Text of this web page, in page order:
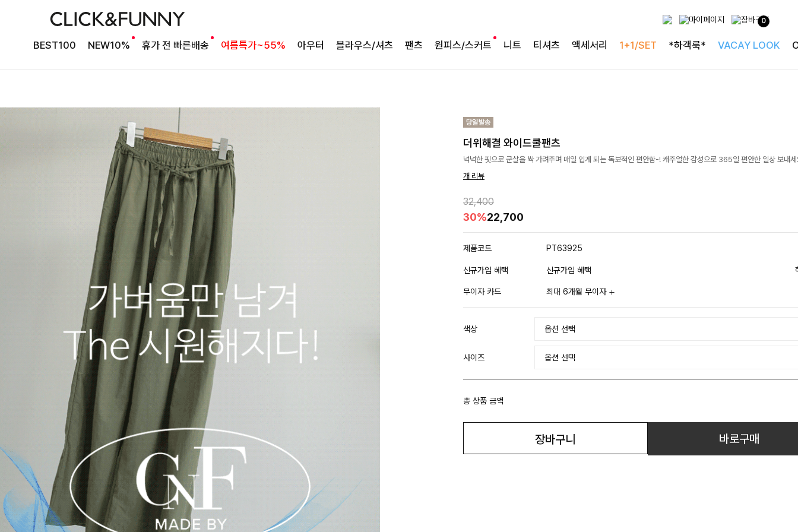
0
BEST100 NEW10% 휴가 전 빠른배송 여름특가~55% 아우터 블라우스/셔츠 팬츠 원피스/스커트 니트 티셔츠 액세서리 1+1/SET *하객룩* VACAY LOOK
더위해결 와이드쿨팬츠
넉넉한 핏으로 군살을 싹 가려주며 매일 입게 되는 독보적인 편안함-! 캐주얼한 감성으로 365일 편안한 일상 보내
개 리뷰
32,400
30%22,700
제품코드 PT63925
신규가입 혜택 신규가입 혜택
무이자 카드 최대 6개월 무이자
색상
사이즈
총 상품 금액
장바구니 바로구매